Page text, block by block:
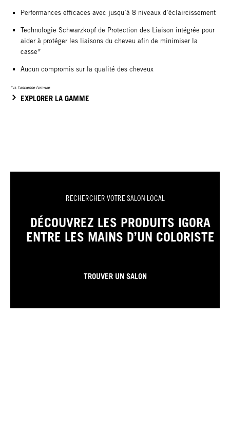
Performances efficaces avec jusqu’à 8 niveaux d’éclaircissement
Technologie Schwarzkopf de Protection des Liaison intégrée pour
aider à protéger les liaisons du cheveu afin de minimiser la
casse*
Aucun compromis sur la qualité des cheveux
*vs l’ancienne formule
EXPLORER LA GAMME
RECHERCHER VOTRE SALON LOCAL
DÉCOUVREZ LES PRODUITS IGORA
ENTRE LES MAINS D’UN COLORISTE
TROUVER UN SALON